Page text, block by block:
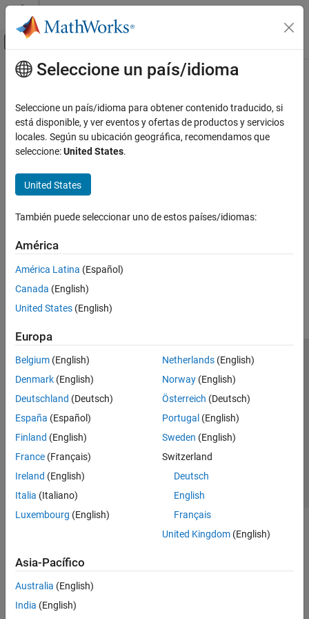
Saltar al contenido
Mostrar/ocultar menú de navegación
Inicio de Documentación
Contenido principal
How useful was this information?
Seleccione un país/idioma
Seleccione un país/idioma para obtener contenido traducido, si
está disponible, y ver eventos y ofertas de productos y servicios
locales. Según su ubicación geográfica, recomendamos que
seleccione:United States.
United States
También puede seleccionar uno de estos países/idiomas:
América
América Latina (Español)
Canada (English)
United States (English)
Europa
Belgium (English)
Denmark (English)
Deutschland (Deutsch)
España (Español)
Finland (English)
France (Français)
Ireland (English)
Italia (Italiano)
Luxembourg (English)
Netherlands(English)
Norway(English)
Österreich (Deutsch)
Portugal (English)
Sweden (English)
Switzerland
Deutsch
English
Français
United Kingdom(English)
Asia-Pacífico
Australia (English)
India (English)
Centro de confianza
Marcas comerciales
Política de privacidad
Antipiratería
Estado de las aplicaciones
Información de contacto
© 1994-2026 The MathWorks, Inc.